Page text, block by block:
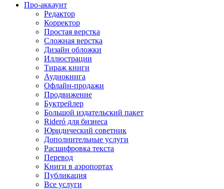
Про-аккаунт
Редактор
Корректор
Простая верстка
Сложная верстка
Дизайн обложки
Иллюстрации
Тираж книги
Аудиокнига
Офлайн-продажи
Продвижение
Буктрейлер
Большой издательский пакет
Rideró для бизнеса
Юридический советник
Дополнительные услуги
Расшифровка текста
Перевод
Книги в аэропортах
Публикация
Все услуги